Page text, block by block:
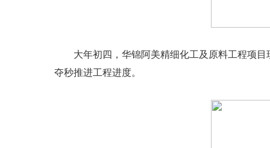
大年初四，华锦阿美精细化工及原料工程项目
夺秒推进工程进度。